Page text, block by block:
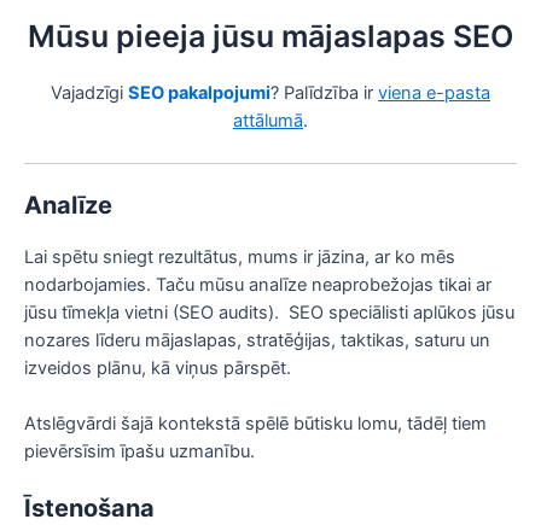
Mūsu pieeja jūsu mājaslapas SEO
Vajadzīgi SEO pakalpojumi? Palīdzība ir viena e-pasta
attālumā.
Analīze
Lai spētu sniegt rezultātus, mums ir jāzina, ar ko mēs
nodarbojamies. Taču mūsu analīze neaprobežojas tikai ar
jūsu tīmekļa vietni (SEO audits). SEO speciālisti aplūkos jūsu
nozares līderu mājaslapas, stratēģijas, taktikas, saturu un
izveidos plānu, kā viņus pārspēt.
Atslēgvārdi šajā kontekstā spēlē būtisku lomu, tādēļ tiem
pievērsīsim īpašu uzmanību.
Īstenošana